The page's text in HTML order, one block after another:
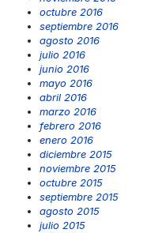
octubre 2016
septiembre 2016
agosto 2016
julio 2016
junio 2016
mayo 2016
abril 2016
marzo 2016
febrero 2016
enero 2016
diciembre 2015
noviembre 2015
octubre 2015
septiembre 2015
agosto 2015
julio 2015